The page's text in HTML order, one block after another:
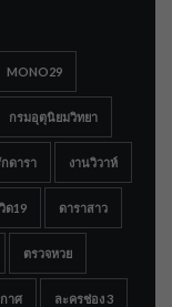
MONO29
กรมอุตุนิยมวิทยา
ดารา งานวิวาห์
ด19 ดาราสาว
ตรวจหวย
าศ ละครช่อง 3